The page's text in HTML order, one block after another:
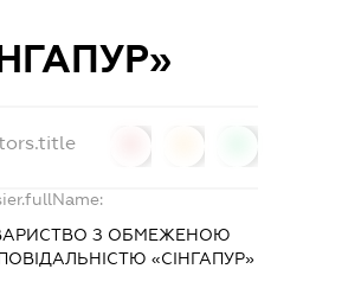
З ОБМЕЖЕНОЮ
«СІНГАПУР»